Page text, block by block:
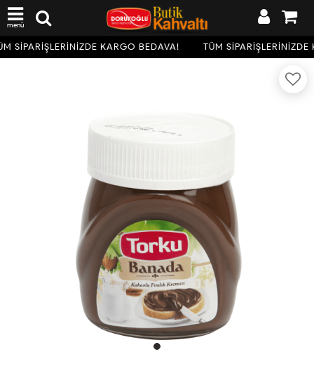
menü
SİPARİŞLERİNİZDE KARGO BEDAVA! TÜM SİPARİŞLERİNİZDE